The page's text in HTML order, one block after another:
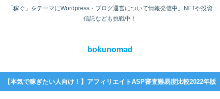
「稼ぐ」をテーマにWordpress・ブログ運営について情報発信中。NFTや投資
信託なども挑戦中！
bokunomad
【本気で稼ぎたい人向け！】アフィリエイトASP審査難易度比較2022年版